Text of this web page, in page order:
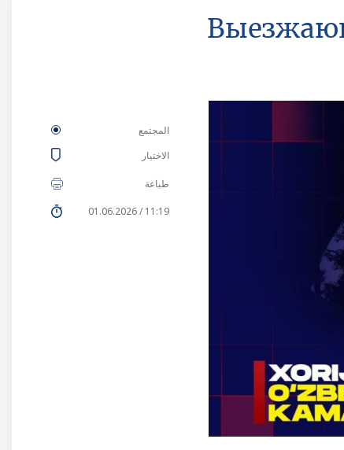
المجتمع
الاختيار
طباعة
11:19 / 01.06.2026